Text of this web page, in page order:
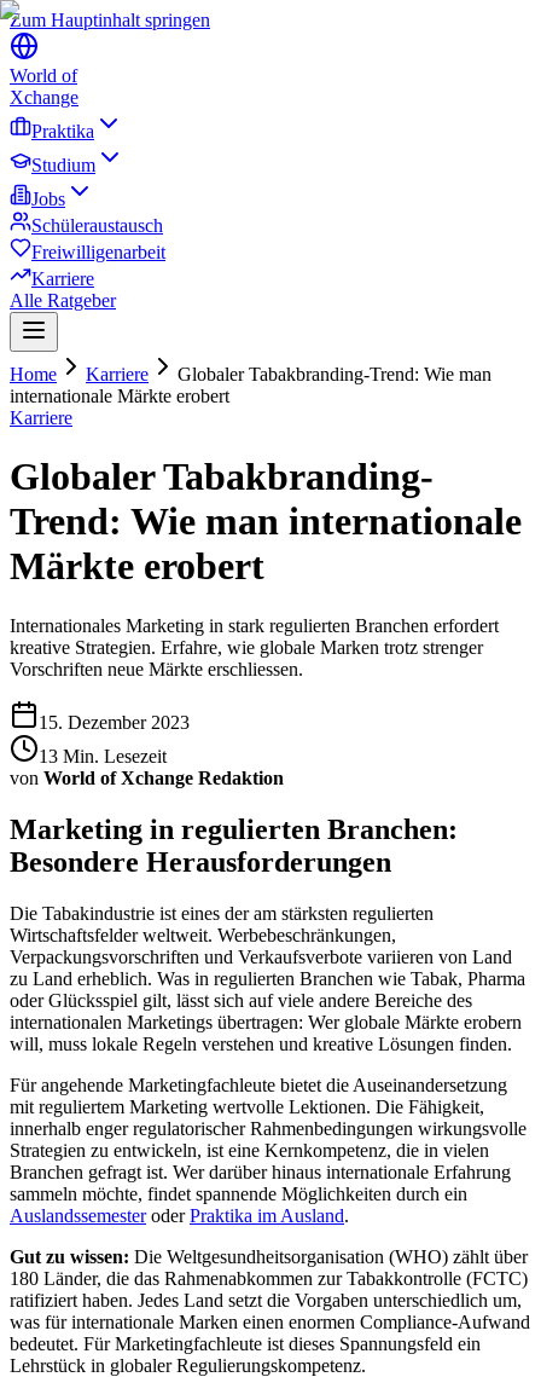
Zum Hauptinhalt springen
World of
Xchange
Praktika
Studium
Jobs
Schüleraustausch
Freiwilligenarbeit
Karriere
Alle Ratgeber
Home Karriere
Globaler Tabakbranding-Trend: Wie man
internationale Märkte erobert
Karriere
Globaler Tabakbranding-
Trend: Wie man internationale
Märkte erobert
Internationales Marketing in stark regulierten Branchen erfordert
kreative Strategien. Erfahre, wie globale Marken trotz strenger
Vorschriften neue Märkte erschliessen.
15. Dezember 2023
13 Min. Lesezeit
von World of Xchange Redaktion
Marketing in regulierten Branchen:
Besondere Herausforderungen
Die Tabakindustrie ist eines der am stärksten regulierten
Wirtschaftsfelder weltweit. Werbebeschränkungen,
Verpackungsvorschriften und Verkaufsverbote variieren von Land
zu Land erheblich. Was in regulierten Branchen wie Tabak, Pharma
oder Glücksspiel gilt, lässt sich auf viele andere Bereiche des
internationalen Marketings übertragen: Wer globale Märkte erobern
will, muss lokale Regeln verstehen und kreative Lösungen finden.
Für angehende Marketingfachleute bietet die Auseinandersetzung
mit reguliertem Marketing wertvolle Lektionen. Die Fähigkeit,
innerhalb enger regulatorischer Rahmenbedingungen wirkungsvolle
Strategien zu entwickeln, ist eine Kernkompetenz, die in vielen
Branchen gefragt ist. Wer darüber hinaus internationale Erfahrung
sammeln möchte, findet spannende Möglichkeiten durch ein
AuslandssemesteroderPraktika im Ausland.
Gut zu wissen: Die Weltgesundheitsorganisation (WHO) zählt über
180 Länder, die das Rahmenabkommen zur Tabakkontrolle (FCTC)
ratifiziert haben. Jedes Land setzt die Vorgaben unterschiedlich um,
was für internationale Marken einen enormen Compliance-Aufwand
bedeutet. Für Marketingfachleute ist dieses Spannungsfeld ein
Lehrstück in globaler Regulierungskompetenz.